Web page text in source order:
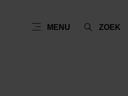
MENU ZOEK